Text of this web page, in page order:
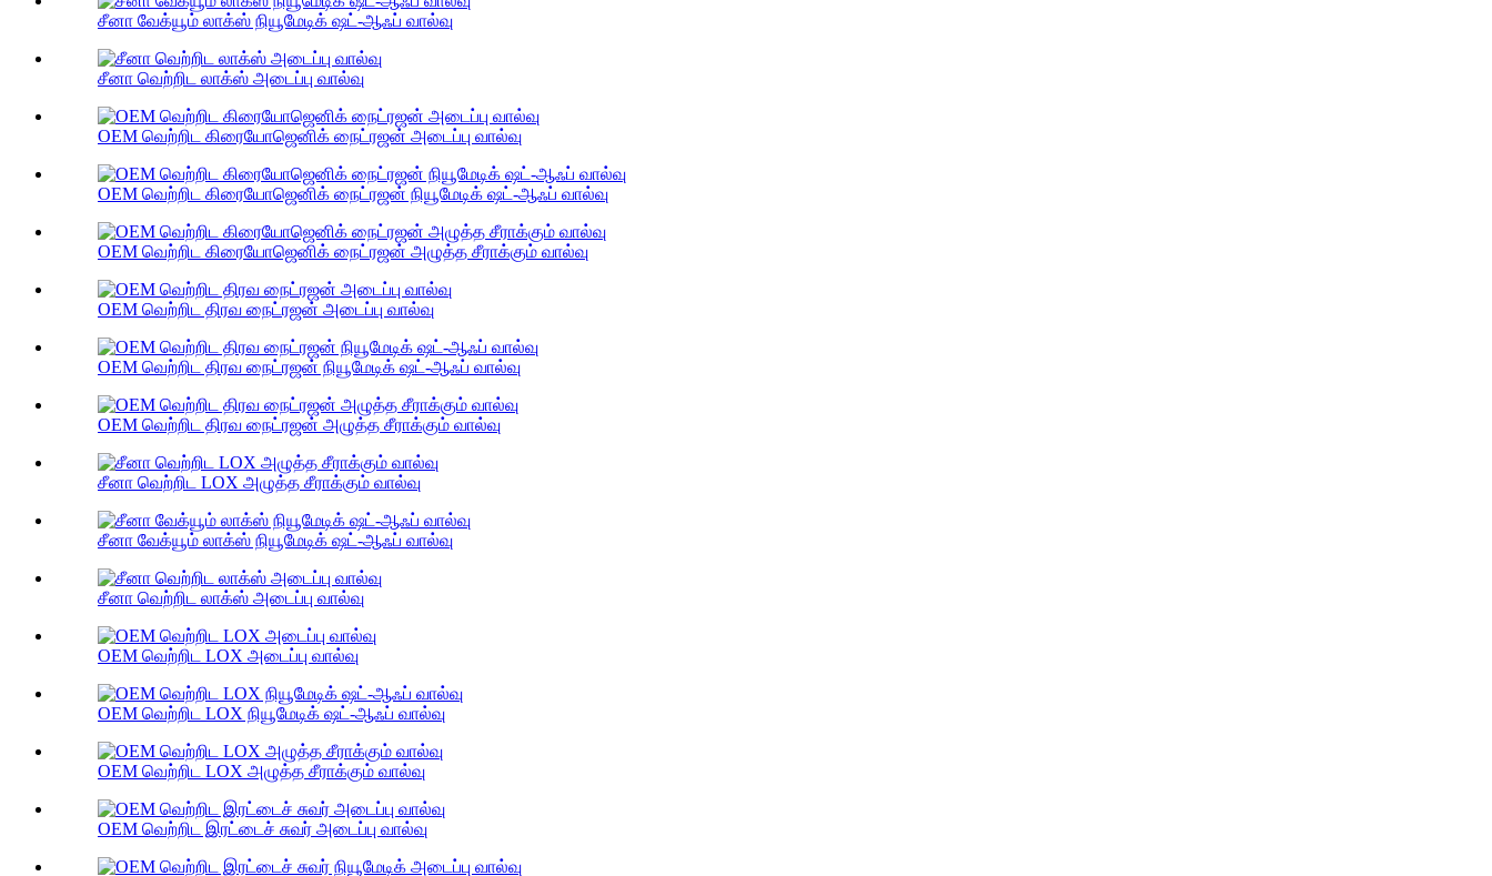
சீனா வேக்யூம் லாக்ஸ் நியூமேடிக் ஷட்-ஆஃப் வால்வு
சீனா வெற்றிட லாக்ஸ் அடைப்பு வால்வு
OEM வெற்றிட கிரையோஜெனிக் நைட்ரஜன் அடைப்பு வால்வு
OEM வெற்றிட கிரையோஜெனிக் நைட்ரஜன் நியூமேடிக் ஷட்-ஆஃப் வால்வு
OEM வெற்றிட கிரையோஜெனிக் நைட்ரஜன் அழுத்த சீராக்கும் வால்வு
OEM வெற்றிட திரவ நைட்ரஜன் அடைப்பு வால்வு
OEM வெற்றிட திரவ நைட்ரஜன் நியூமேடிக் ஷட்-ஆஃப் வால்வு
OEM வெற்றிட திரவ நைட்ரஜன் அழுத்த சீராக்கும் வால்வு
சீனா வெற்றிட LOX அழுத்த சீராக்கும் வால்வு
சீனா வேக்யூம் லாக்ஸ் நியூமேடிக் ஷட்-ஆஃப் வால்வு
சீனா வெற்றிட லாக்ஸ் அடைப்பு வால்வு
OEM வெற்றிட LOX அடைப்பு வால்வு
OEM வெற்றிட LOX நியூமேடிக் ஷட்-ஆஃப் வால்வு
OEM வெற்றிட LOX அழுத்த சீராக்கும் வால்வு
OEM வெற்றிட இரட்டைச் சுவர் அடைப்பு வால்வு